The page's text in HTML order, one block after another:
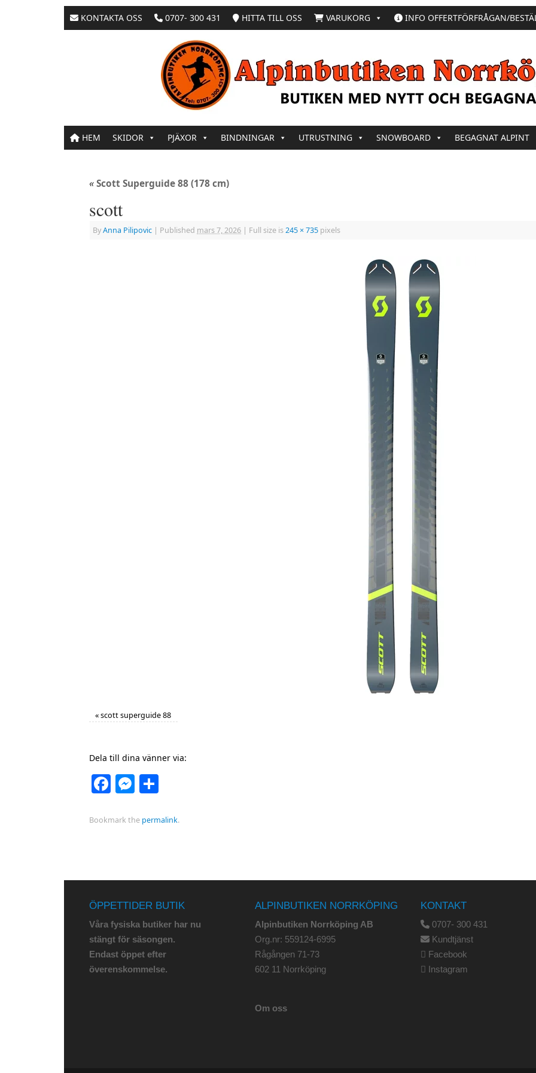
KONTAKTA OSS 0707- 300 431 HITTA TILL OSS VARUKORG INFO OFFERTFÖRFRÅGAN/
HEM SKIDOR PJÄXOR BINDNINGAR UTRUSTNING SNOWBOARD BEGAGNAT ALPINT
«Scott Superguide 88 (178 cm)
scott
ByAnna Pilipovic | Published mars 7, 2026 | Full size is245 × 735 pixels
«scott superguide 88
Dela till dina vänner via:
Facebook
Messenger
Bookmark the permalink.
ÖPPETTIDER BUTIK
Våra fysiska butiker har nu
stängt för säsongen.
Endast öppet efter
överenskommelse.
ALPINBUTIKEN NORRKÖPING
Alpinbutiken Norrköping AB
Org.nr: 559124-6995
Rågången 71-73
602 11 Norrköping
Om oss
KONTAKT
0707- 300 431
Kundtjänst
Facebook
Instagram